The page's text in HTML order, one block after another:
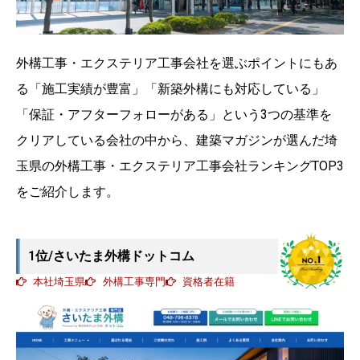
外構工事・エクステリア工事会社を選ぶポイントにもあ
る「施工実績が豊富」「新築外構にも対応している」
「保証・アフターフォローがある」という3つの基準を
クリアしている会社の中から、建築マガジンが選んだ埼
玉県の外構工事・エクステリア工事会社ランキングTOP3
をご紹介します。
1位/さいたま外構ドットコム
本社埼玉県 外構工事専門 資格者在籍